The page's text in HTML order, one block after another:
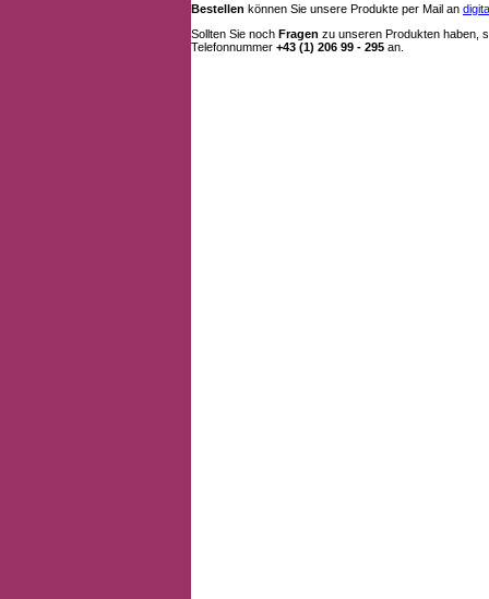
Bestellen können Sie unsere Produkte per Mail an
Sollten Sie noch Fragen zu unseren Produkten haben,
Telefonnummer +43 (1) 206 99 - 295 an.